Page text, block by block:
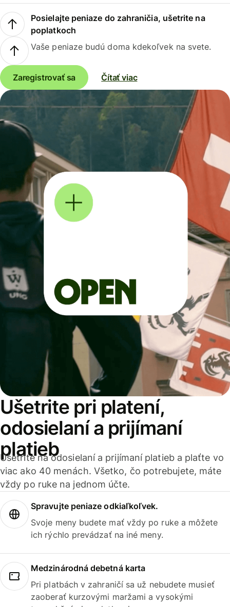
Posielajte peniaze do zahraničia, ušetrite na
poplatkoch
Vaše peniaze budú doma kdekoľvek na svete.
Zaregistrovať sa Čítať viac
Ušetrite pri platení,
odosielaní a prijímaní
platieb
Ušetrite na odosielaní a prijímaní platieb a plaťte vo
viac ako 40 menách. Všetko, čo potrebujete, máte
vždy po ruke na jednom účte.
Spravujte peniaze odkiaľkoľvek.
Svoje meny budete mať vždy po ruke a môžete
ich rýchlo prevádzať na iné meny.
Medzinárodná debetná karta
Pri platbách v zahraničí sa už nebudete musieť
zaoberať kurzovými maržami a vysokými